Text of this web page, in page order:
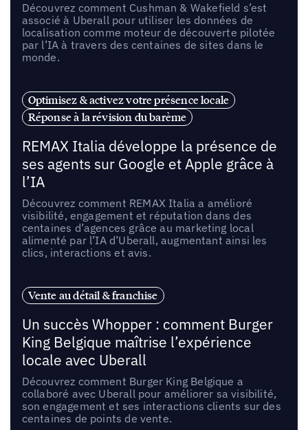
Découvrez comment Cushman & Wakefield s’est
associé à Uberall pour utiliser les données de
localisation comme moteur de découverte pilotée
par l’IA à travers des centaines de sites dans le
monde.
Optimisez & activez votre présence locale
Réponse à la révision du barème
REMAX Italia développe la présence de
ses agents sur Google et Apple grâce à
l’IA
Découvrez comment REMAX Italia a amélioré
visibilité, engagement et réputation dans des
centaines d’agences grâce au marketing local
alimenté par l’IA d’Uberall, augmentant ainsi les
clics, interactions et avis.
Vente au détail & franchise
Un succès Whopper : comment Burger
King Belgique maîtrise l’expérience
locale avec Uberall
Découvrez comment Burger King Belgique a
collaboré avec Uberall pour améliorer sa visibilité,
son engagement et ses interactions clients sur des
centaines de points de vente.